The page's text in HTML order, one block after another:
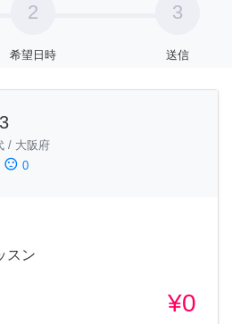
2
希望日時
3
送信
/ 大阪府
sentiment_dissatisfied 0
スン
¥0